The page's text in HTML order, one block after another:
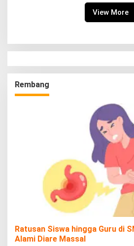
View More
Rembang
Ratusan Siswa hingga Guru di
Alami Diare Massal